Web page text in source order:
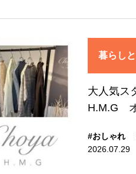
暮らし
大人気ス
H.M.G オ
#おしゃれ
2026.07.29